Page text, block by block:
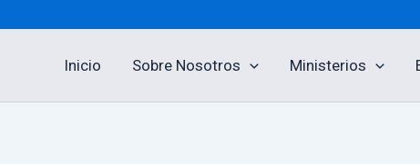
Inicio Sobre Nosotros Ministerios